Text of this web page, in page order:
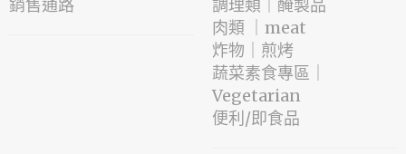
銷售通路
️調理類｜醃製品
肉類 ｜meat
️炸物｜煎烤
蔬菜素食專區｜
Vegetarian
便利/即食品